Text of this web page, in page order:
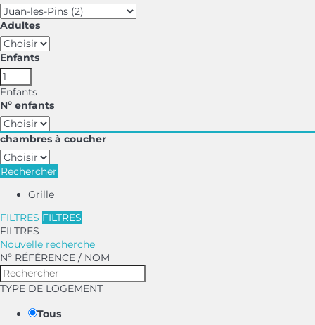
Adultes
Enfants
Enfants
Nº enfants
chambres à coucher
Rechercher
Grille
FILTRES FILTRES
FILTRES
Nouvelle recherche
Nº RÉFÉRENCE / NOM
TYPE DE LOGEMENT
Tous